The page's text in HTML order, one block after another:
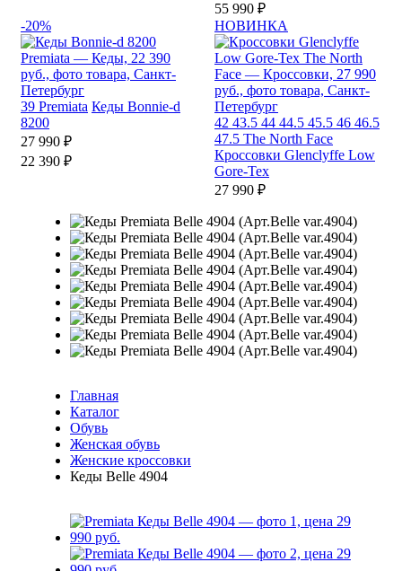
55 990 ₽
-20%
39 Premiata Кеды Bonnie-d
8200
27 990 ₽
22 390 ₽
НОВИНКА
42 43.5 44 44.5 45.5 46 46.5
47.5 The North Face
Кроссовки Glenclyffe Low
Gore-Tex
27 990 ₽
Главная
Каталог
Обувь
Женская обувь
Женские кроссовки
Кеды Belle 4904